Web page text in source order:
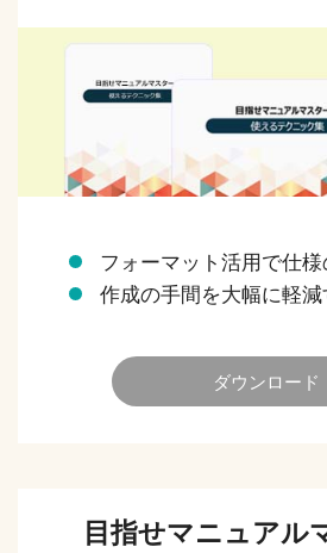
フォーマット活用で仕
作成の手間を大幅に軽
ダウンロード
目指せマニュアル